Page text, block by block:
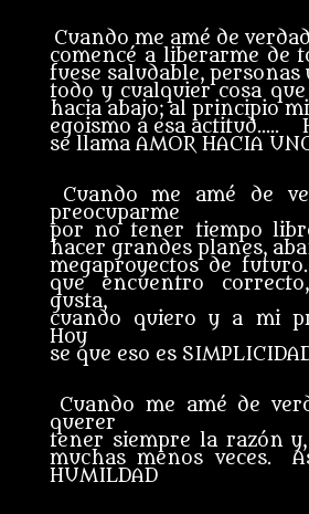
Cuando me amé de verdad
comencé a liberarme de
fuese saludable, personas
todo y cualquier cosa
hacia abajo; al principio
egoismo a esa actitud…..
se llama AMOR HACIA
Cuando me amé de
preocuparme
por no tener tiempo
hacer grandes planes,
megaproyectos de
que encuentro
gusta,
cuando quiero y a mi
Hoy
se que eso es
Cuando me amé de
querer
tener siempre la razón
muchas menos veces.
HUMILDAD